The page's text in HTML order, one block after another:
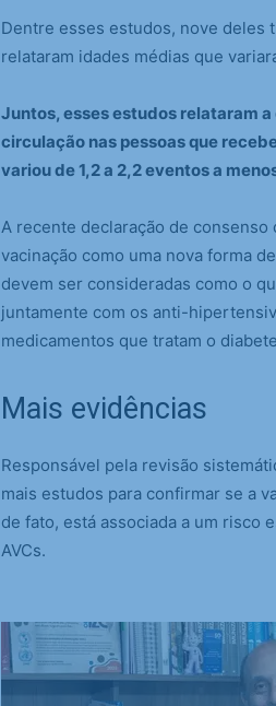
Dentre esses estudos, nove deles
relataram idades médias que
Juntos, esses estudos relataram
circulação nas pessoas que
variou de 1,2 a 2,2 eventos a
A recente declaração de
vacinação como uma nova forma
devem ser consideradas como o
juntamente com os anti-
medicamentos que tratam o
Mais evidências
Responsável pela revisão
mais estudos para confirmar se a
de fato, está associada a um risco
AVCs.